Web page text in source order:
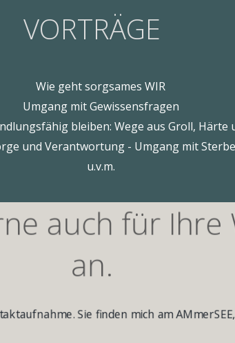
VORTRÄGE
Wie geht sorgsames WIR
Umgang mit Gewissensfragen
bleiben: Wege aus Groll, Härte
und Verantwortung - Umgang mit
u.v.m.
auch für
an.
Sie finden mich am